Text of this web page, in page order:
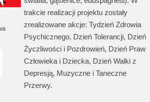
trakcie realizacji projektu zostały
zrealizowane akcje: Tydzień Zdrowia
Psychicznego, Dzień Tolerancji, Dzień
Życzliwości i Pozdrowień, Dzień Praw
Człowieka i Dziecka, Dzień Walki z
Depresją, Muzyczne i Taneczne
Przerwy.